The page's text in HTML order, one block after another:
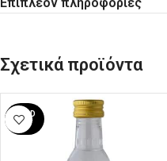
Σχετικά προϊόντα
SOLD
OUT